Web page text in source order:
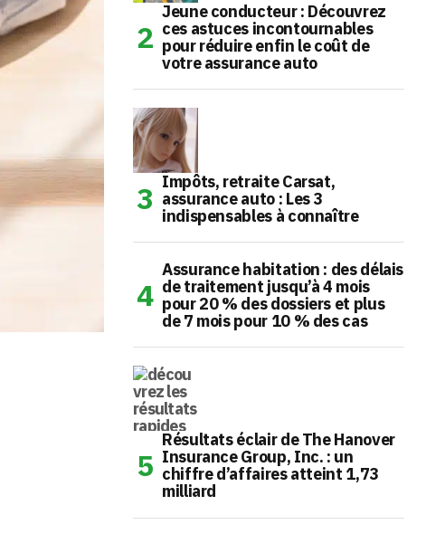
Jeune conducteur : Découvrez
ces astuces incontournables
pour réduire enfin le coût de
votre assurance auto
Impôts, retraite Carsat,
assurance auto : Les 3
indispensables à connaître
Assurance habitation : des délais
de traitement jusqu’à 4 mois
pour 20 % des dossiers et plus
de 7 mois pour 10 % des cas
Résultats éclair de The Hanover
Insurance Group, Inc. : un
chiffre d’affaires atteint 1,73
milliard